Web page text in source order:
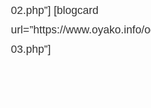
02.php”] [blogcard
url=”https://www.oyako.info/
03.php”]